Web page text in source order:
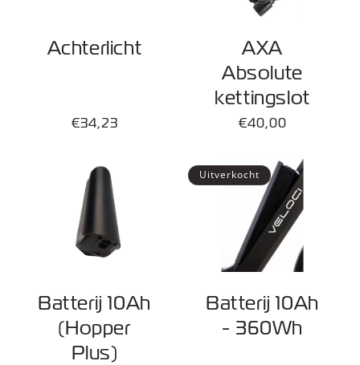
Achterlicht
Normale
€34,23
AXA
Absolute
kettingslot
Normale
€40,00
Batterij 10Ah
(Hopper
Plus)
Uitverkocht
Batterij 10Ah
- 360Wh